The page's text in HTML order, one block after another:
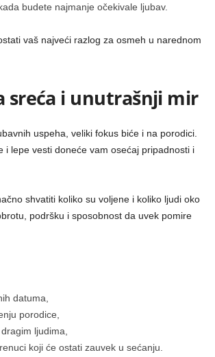
budete najmanje očekivale ljubav.
vaš najveći razlog za osmeh u narednom
sreća i unutrašnji mir
uspeha, veliki fokus biće i na porodici.
i lepe vesti doneće vam osećaj pripadnosti i
shvatiti koliko su voljene i koliko ljudi oko
podršku i sposobnost da uvek pomire
datuma,
porodice,
ljudima,
koji će ostati zauvek u sećanju.